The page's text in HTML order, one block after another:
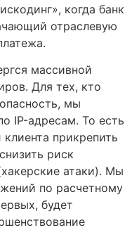
когда банк
отраслевую
массивной
Для тех, кто
мы
IP-адресам. То есть
прикрепить
риск
атаки). Мы
по расчетному
будет